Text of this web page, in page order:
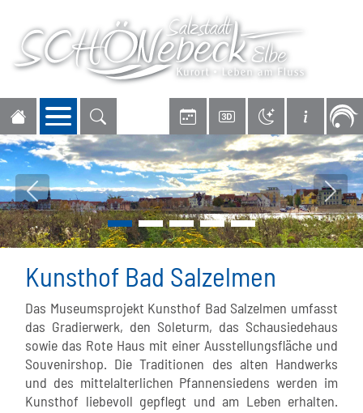
Navigation öffnen
Vorheriges Bild
Kunsthof Bad Salzelmen
Das Museumsprojekt Kunsthof Bad Salzelmen umfasst
das Gradierwerk, den Soleturm, das Schausiedehaus
sowie das Rote Haus mit einer Ausstellungsfläche und
Souvenirshop. Die Traditionen des alten Handwerks
und des mittelalterlichen Pfannensiedens werden im
Kunsthof liebevoll gepflegt und am Leben erhalten.